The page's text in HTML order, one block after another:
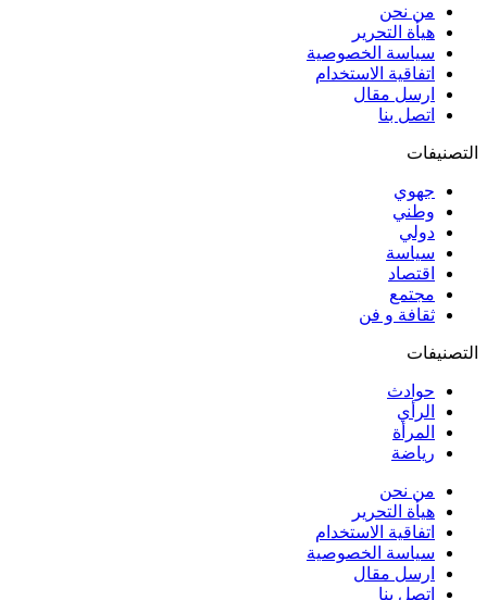
من نحن
هيأة التحرير
سياسة الخصوصية
اتفاقية الاستخدام
ارسل مقال
اتصل بنا
التصنيفات
جهوي
وطني
دولي
سياسة
اقتصاد
مجتمع
ثقافة و فن
التصنيفات
حوادث
الرأي
المرأة
رياضة
من نحن
هيأة التحرير
اتفاقية الاستخدام
سياسة الخصوصية
ارسل مقال
اتصل بنا